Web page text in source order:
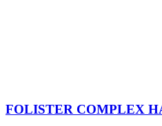
FOLISTER COMPLEX